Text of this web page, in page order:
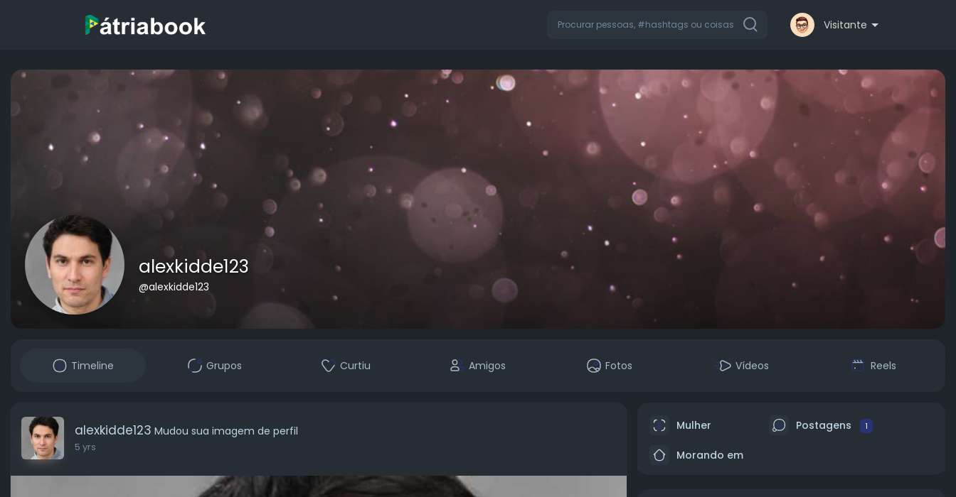
Visitante
alexkidde123
@alexkidde123
Timeline Grupos Curtiu Amigos Fotos Vídeos Reels
alexkidde123 Mudou sua imagem de perfil
5 yrs
Mulher Postagens 1
Morando em